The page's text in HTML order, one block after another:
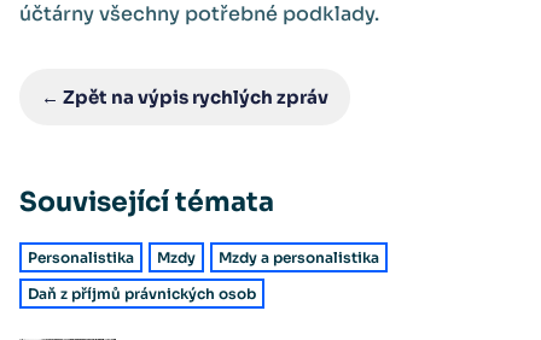
účtárny všechny potřebné podklady.
← Zpět na výpis rychlých zpráv
Související témata
Personalistika Mzdy
Mzdy a personalistika
Daň z příjmů právnických osob